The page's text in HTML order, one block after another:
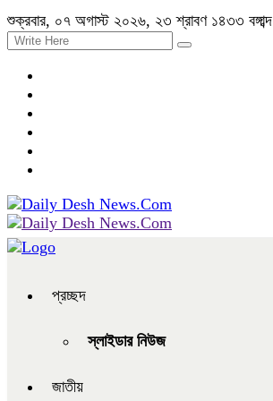
শুক্রবার, ০৭ অগাস্ট ২০২৬, ২৩ শ্রাবণ ১৪৩৩ বঙ্গাব্দ
প্রচ্ছদ
স্লাইডার নিউজ
জাতীয়